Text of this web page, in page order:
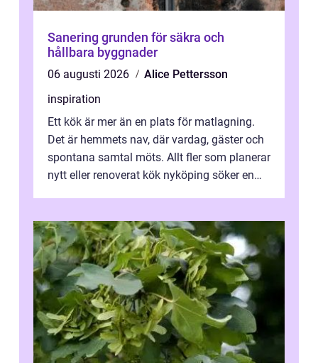
Sanering grunden för säkra och
hållbara byggnader
06 augusti 2026
Alice Pettersson
inspiration
Ett kök är mer än en plats för matlagning.
Det är hemmets nav, där vardag, gäster och
spontana samtal möts. Allt fler som planerar
nytt eller renoverat kök nyköping söker en